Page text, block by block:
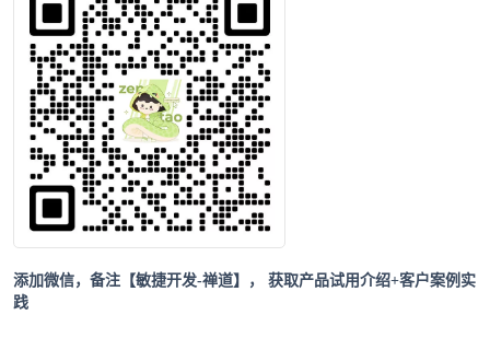
添加微信，备注【敏捷开发-禅道】，
获取产品试用介绍+客户案例实
践